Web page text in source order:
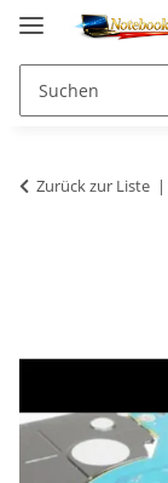
Zurück zur Liste